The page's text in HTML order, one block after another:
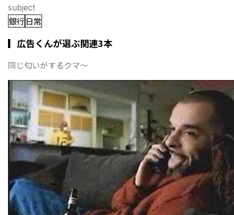
subject
銀行日常
▎広告くんが選ぶ関連3本
同じ匂いがするクマ〜